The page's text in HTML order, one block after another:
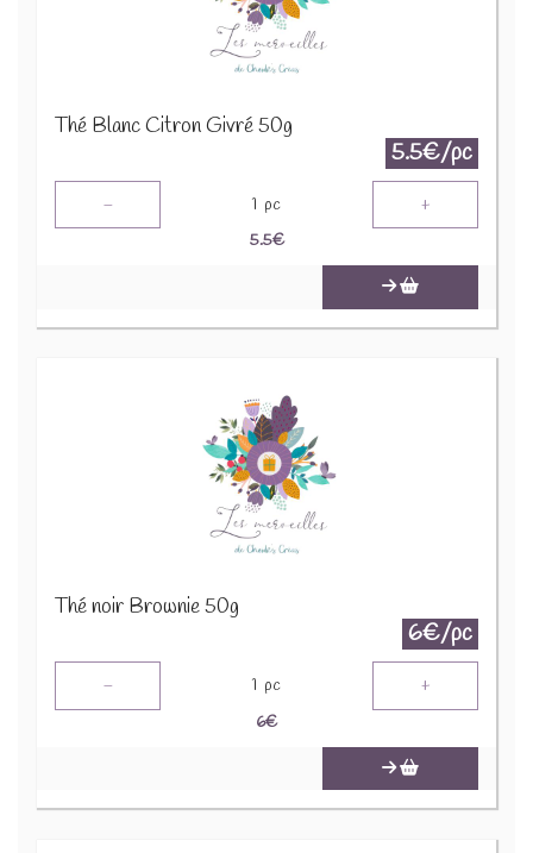
Thé Blanc Citron Givré 50g
5.5€/pc
- 1 pc +
5.5€
Thé noir Brownie 50g
6€/pc
- 1 pc +
6€